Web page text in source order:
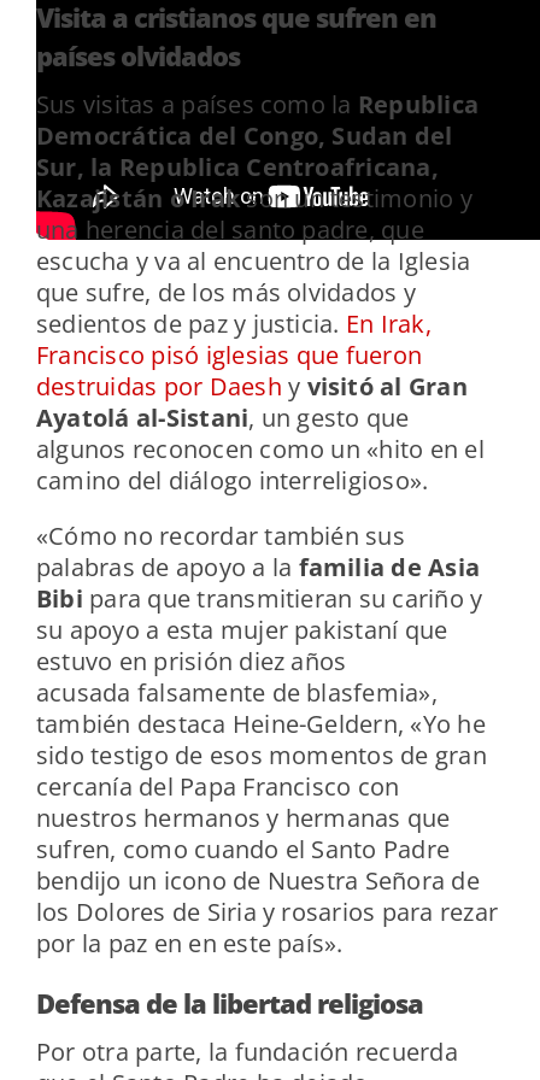
Visita a cristianos que sufren en
países olvidados
Sus visitas a países como la Republica
Democrática del Congo, Sudan del
Sur, la Republica Centroafricana,
Kazajistán o Irakson un testimonio y
una herencia del santo padre, que
escucha y va al encuentro de la Iglesia
que sufre, de los más olvidados y
sedientos de paz y justicia. En Irak,
Francisco pisó iglesias que fueron
destruidas por Daesh y visitó al Gran
Ayatolá al-Sistani, un gesto que
algunos reconocen como un «hito en el
camino del diálogo interreligioso».
«Cómo no recordar también sus
palabras de apoyo a la familia de Asia
Bibi para que transmitieran su cariño y
su apoyo a esta mujer pakistaní que
estuvo en prisión diez años
acusada falsamente de blasfemia»,
también destaca Heine-Geldern, «Yo he
sido testigo de esos momentos de gran
cercanía del Papa Francisco con
nuestros hermanos y hermanas que
sufren, como cuando el Santo Padre
bendijo un icono de Nuestra Señora de
los Dolores de Siria y rosarios para rezar
por la paz en en este país».
Defensa de la libertad religiosa
Por otra parte, la fundación recuerda